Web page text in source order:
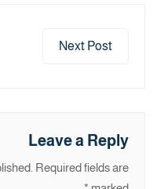
Next Post
Leave a Reply
Required fields are